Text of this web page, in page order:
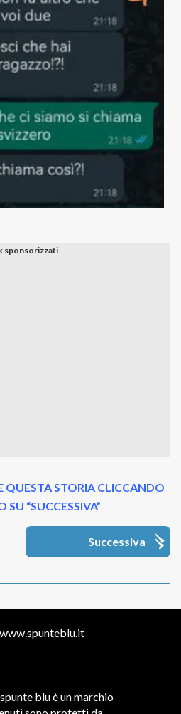
QUESTA STORIA CLICCANDO
SU “SUCCESSIVA”
Successiva
www.spunteblu.it
blu è un marchio